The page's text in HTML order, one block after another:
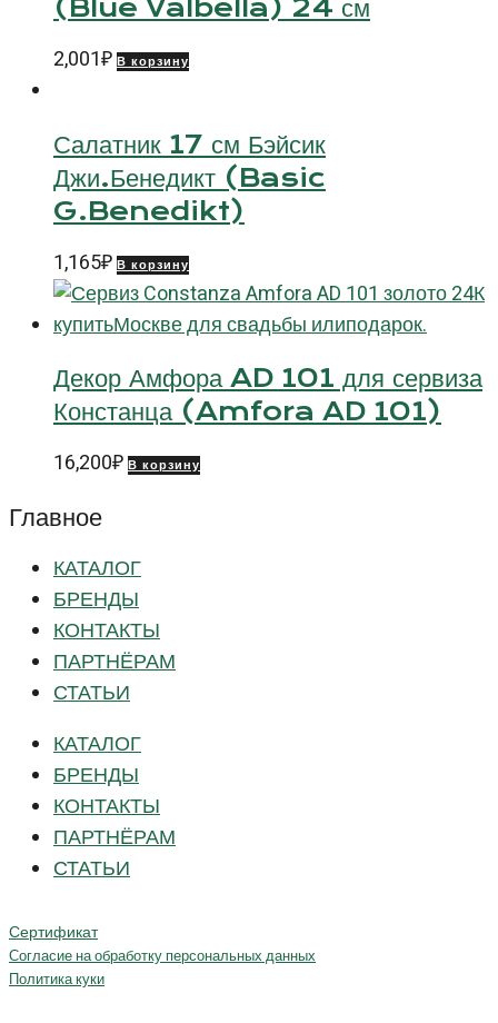
(Blue Valbella) 24 см
2,001₽ В корзину
Салатник 17 см Бэйсик
Джи.Бенедикт (Basic
G.Benedikt)
1,165₽ В корзину
Декор Амфора AD 101 для сервиза
Констанца (Amfora AD 101)
16,200₽ В корзину
Главное
КАТАЛОГ
БРЕНДЫ
КОНТАКТЫ
ПАРТНЁРАМ
СТАТЬИ
КАТАЛОГ
БРЕНДЫ
КОНТАКТЫ
ПАРТНЁРАМ
СТАТЬИ
Сертификат
Согласие на обработку персональных данных
Политика куки